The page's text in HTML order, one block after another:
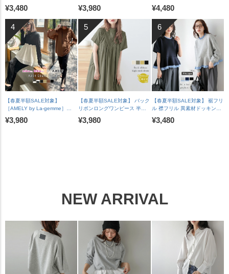
ッキングトップス 長袖 半袖 ス
カラップ オケージョン キレイ
め 上品 レディース おすすめ
おしゃれ フリーサイズ メール
便 2025春夏新作【lstpss25-
1241】【即納：1-5営業日】
【送料無料】メ込2
¥3,480
ップ ロールアップ ラグランフ
レンチスリーブ 脇見え防止 A
ラインスカート バックスリッ
ト レディース おすすめ おしゃ
れ フリーサイズ 2025春夏新作
【lssess25-1392】【即納：1-
5営業日】【送料無料】宅込
¥3,980
チウェイ ワイドパンツ Vネッ
ク 華奢見え 脚長 体型カバー
裏地付き レディース おすすめ
おしゃれ 2026春夏新作
【lssrss26-2051】【即納&予
約：7月30日入荷予定順次発
送】【送料無料】メ込2
¥4,480
【春夏半額SALE対象】
［AMELY by La-gemme］
ROOMコラボ【人気インスタグ
ラマーとコラボ！】ラッシュガ
¥3,980
【春夏半額SALE対象】 バック
リボンロングワンピース 半袖
ゆったり 体型カバー カジュア
ル レディース ブラック メール
¥3,980
【春夏半額SALE対象】 裾フリ
ル 襟フリル 異素材ドッキング
ペプラム トップス 長袖 ドロッ
プショルダー 体型カバー フェ
¥3,480
NEW ARRIVAL